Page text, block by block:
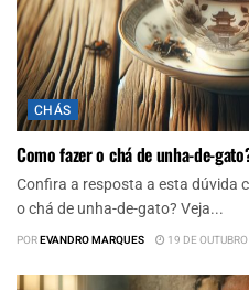
CHÁS
Como fazer o chá de unha-de-
Confira a resposta a esta dúvida
o chá de unha-de-gato? Veja...
POREVANDRO MARQUES 19 DE